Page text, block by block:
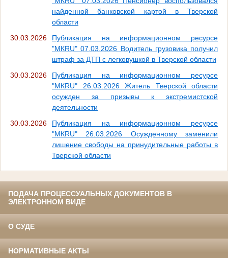
найденной банковской картой в Тверской
области
30.03.2026
Публикация на информационном ресурсе
"МКRU" 07.03.2026 Водитель грузовика получил
штраф за ДТП с легковушкой в Тверской области
30.03.2026
Публикация на информационном ресурсе
"МКRU" 26.03.2026 Житель Тверской области
осужден за призывы к экстремистской
деятельности
30.03.2026
Публикация на информационном ресурсе
"МКRU" 26.03.2026 Осужденному заменили
лишение свободы на принудительные работы в
Тверской области
ПОДАЧА ПРОЦЕССУАЛЬНЫХ ДОКУМЕНТОВ В
ЭЛЕКТРОННОМ ВИДЕ
О СУДЕ
НОРМАТИВНЫЕ АКТЫ